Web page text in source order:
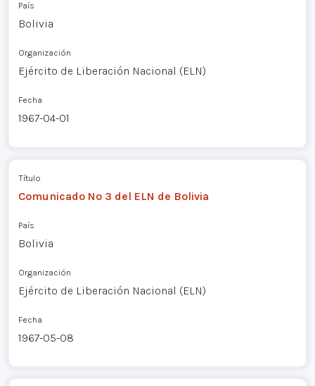
País
Bolivia
Organización
Ejército de Liberación Nacional (ELN)
Fecha
1967-04-01
Título
Comunicado Nº 3 del ELN de Bolivia
País
Bolivia
Organización
Ejército de Liberación Nacional (ELN)
Fecha
1967-05-08